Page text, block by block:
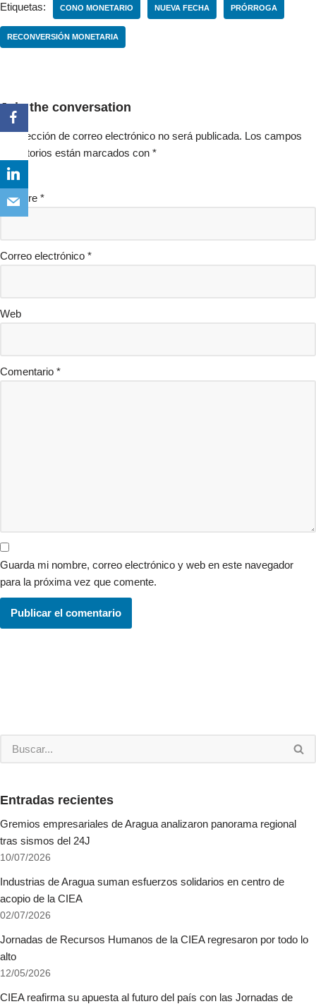
Etiquetas: CONO MONETARIO NUEVA FECHA PRÓRROGA
RECONVERSIÓN MONETARIA
Join the conversation
Tu dirección de correo electrónico no será publicada. Los campos
obligatorios están marcados con *
Nombre *
Correo electrónico *
Web
Comentario *
Guarda mi nombre, correo electrónico y web en este navegador
para la próxima vez que comente.
Entradas recientes
Gremios empresariales de Aragua analizaron panorama regional
tras sismos del 24J
10/07/2026
Industrias de Aragua suman esfuerzos solidarios en centro de
acopio de la CIEA
02/07/2026
Jornadas de Recursos Humanos de la CIEA regresaron por todo lo
alto
12/05/2026
CIEA reafirma su apuesta al futuro del país con las Jornadas de